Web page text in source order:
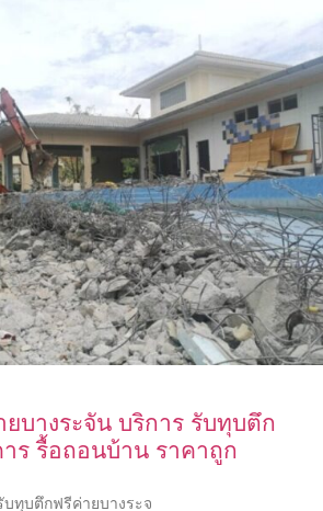
บางระจัน บริการ รับทุบตึก
ร รื้อถอนบ้าน ราคาถูก
ทุบตึกฟรีค่ายบางระจ